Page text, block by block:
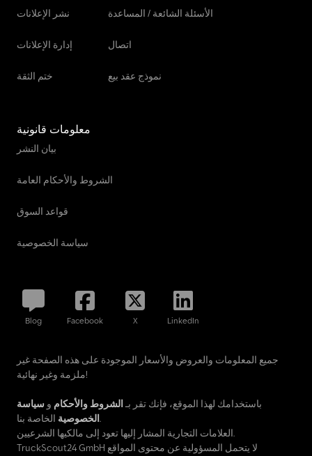
نشر الإعلانات
إدارة الإعلانات
ختم الثقة
الأسئلة الشائعة / المساعدة
اتصال
نموذج عقد بيع
معلومات قانونية
بيان النشر
الشروط والأحكام العامة
قواعد السوق
سياسة الخصوصية
Blog Facebook X LinkedIn
جميع المعلومات والعروض والأسعار الموجودة على هذه الصفحة غير
ملزمة وغير نهائية!
باستخدامك لهذا الموقع، فإنك تقر بـ الشروط والأحكام و سياسة
الخصوصيةالخاصة بنا.
العلامات التجارية المشار إليها تعود إلى مالكيها الشرعيين.
TruckScout24 GmbH لا يتحمل المسؤولية عن محتوى المواقع